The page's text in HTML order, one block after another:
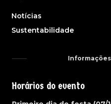
Notícias
Sustentabilidade
Horários do evento